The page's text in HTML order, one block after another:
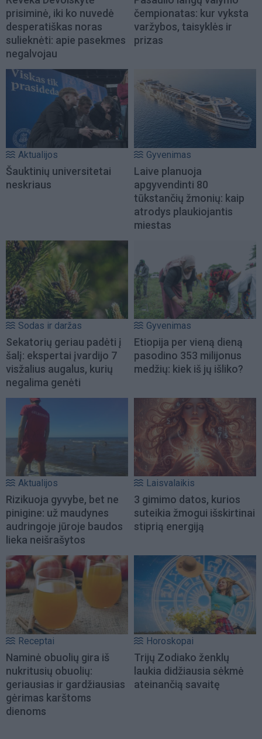
prisiminė, iki ko nuvedė
desperatiškas noras
sulieknėti: apie pasekmes
negalvojau
čempionatas: kur vyksta
varžybos, taisyklės ir
prizas
Aktualijos
Šauktinių universitetai
neskriaus
Gyvenimas
Laive planuoja
apgyvendinti 80
tūkstančių žmonių: kaip
atrodys plaukiojantis
miestas
Sodas ir daržas
Sekatorių geriau padėti į
šalį: ekspertai įvardijo 7
visžalius augalus, kurių
negalima genėti
Gyvenimas
Etiopija per vieną dieną
pasodino 353 milijonus
medžių: kiek iš jų išliko?
Aktualijos
Rizikuoja gyvybe, bet ne
pinigine: už maudynes
audringoje jūroje baudos
lieka neišrašytos
Laisvalaikis
3 gimimo datos, kurios
suteikia žmogui išskirtinai
stiprią energiją
Receptai
Naminė obuolių gira iš
nukritusių obuolių:
geriausias ir gardžiausias
gėrimas karštoms
dienoms
Horoskopai
Trijų Zodiako ženklų
laukia didžiausia sėkmė
ateinančią savaitę